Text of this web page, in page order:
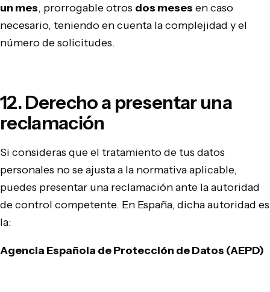
un mes, prorrogable otros dos meses en caso
necesario, teniendo en cuenta la complejidad y el
número de solicitudes.
12. Derecho a presentar una
reclamación
Si consideras que el tratamiento de tus datos
personales no se ajusta a la normativa aplicable,
puedes presentar una reclamación ante la autoridad
de control competente. En España, dicha autoridad es
la:
Agencia Española de Protección de Datos (AEPD)